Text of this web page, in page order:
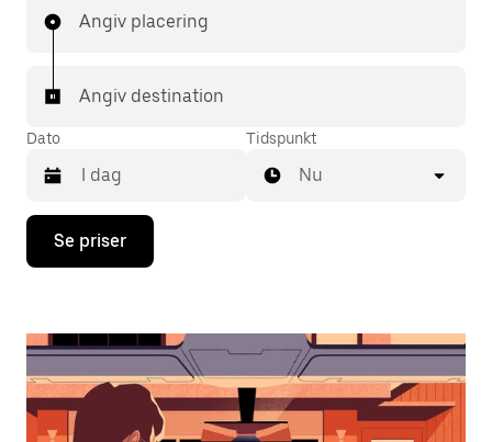
Angiv placering
Angiv destination
Dato
Tryk
pil
interagere
kalenderen,
og
vælg
Tidspunkt
Nu
Se priser